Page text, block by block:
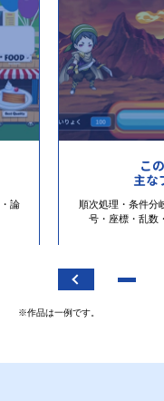
論
こ
主な
順次処理・条件分
号・座標・乱数
※作品は一例です。